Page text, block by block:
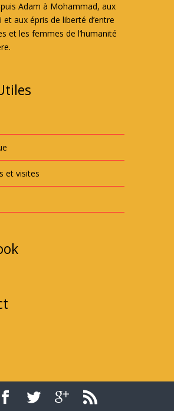
Adam à Mohammad, aux
aux épris de liberté d’entre
et les femmes de l’humanité
et visites